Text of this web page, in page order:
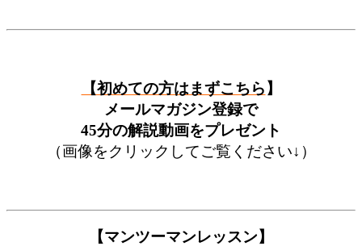
【初めての方はまずこちら 】
メールマガジン登録で
45分の解説動画をプレゼント
（画像をクリックしてご覧ください↓）
【マンツーマンレッスン】